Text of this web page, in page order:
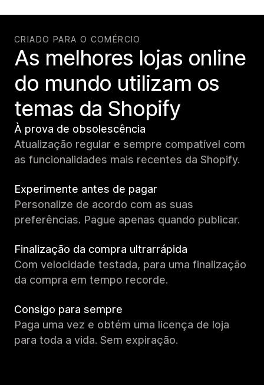
CRIADO PARA O COMÉRCIO
As melhores lojas online
do mundo utilizam os
temas da Shopify
À prova de obsolescência
Atualização regular e sempre compatível com
as funcionalidades mais recentes da Shopify.
Experimente antes de pagar
Personalize de acordo com as suas
preferências. Pague apenas quando publicar.
Finalização da compra ultrarrápida
Com velocidade testada, para uma finalização
da compra em tempo recorde.
Consigo para sempre
Paga uma vez e obtém uma licença de loja
para toda a vida. Sem expiração.